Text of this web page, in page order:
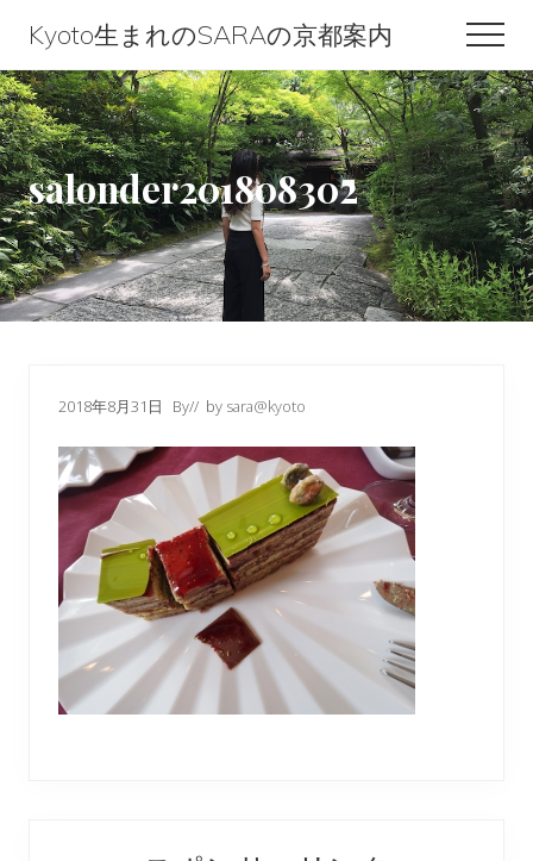
content
primary
sidebar
footer
Kyoto生まれのSARAの京都案内
Kyoto
生
ま
れ
の
SARA
の
salonder201808302
2018年8月31日 By// by sara@kyoto